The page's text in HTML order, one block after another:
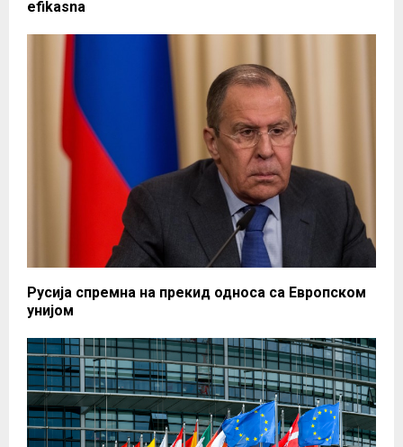
efikasna
Русија спремна на прекид односа са Европском
унијом